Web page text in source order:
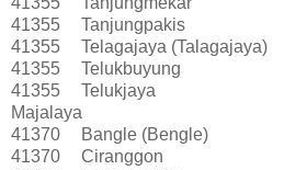
41355
Tanjungpakis
41355
Telagajaya (Talagajaya)
41355
Telukbuyung
41355
Telukjaya
Majalaya
41370
Bangle (Bengle)
41370
Ciranggon